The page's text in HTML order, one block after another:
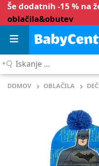
Še dodatnih -15 % na
oblačila&obutev
Iskanje
DOMOV OBLAČILA